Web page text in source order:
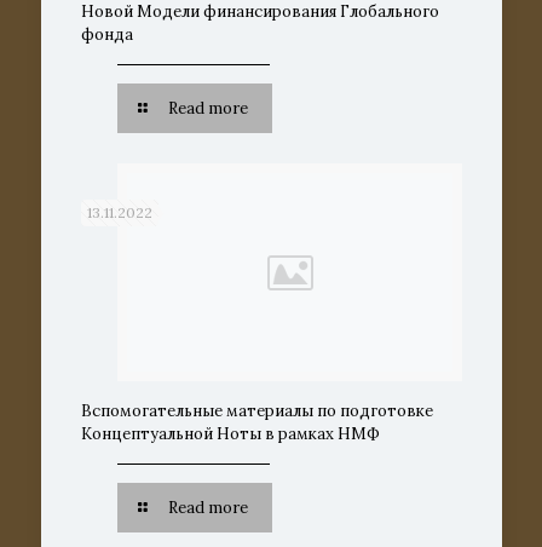
Новой Модели финансирования Глобального
фонда
Read more
13.11.2022
Вспомогательные материалы по подготовке
Концептуальной Ноты в рамках НМФ
Read more